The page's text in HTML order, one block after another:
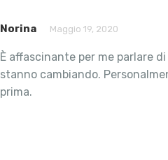
Norina Maggio 19, 2020
È affascinante per me parlare
stanno cambiando.
prima.